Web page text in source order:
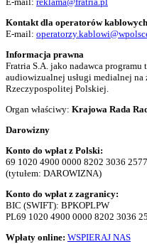
Kontakt dla operatorów kablowych
E-mail:
Informacja prawna
Fratria S.A. jako nadawca
audiowizualnej usługi medialnej
Rzeczypospolitej Polskiej.
Organ właściwy: Krajowa Rada
Darowizny
Konto do wpłat z Polski:
69 1020 4900 0000 8202 3036 2577
(tytułem: DAROWIZNA)
Konto do wpłat z zagranicy:
BIC (SWIFT): BPKOPLPW
PL69 1020 4900 0000 8202 3036
Wpłaty online: WSPIERAJ NAS